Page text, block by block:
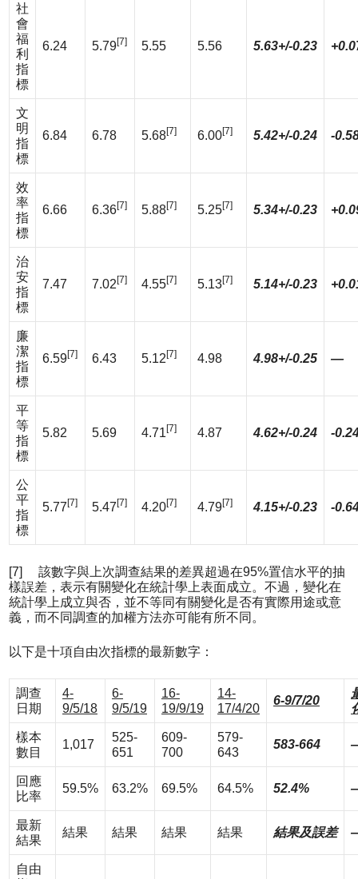
社
會
福
利
指
標
6.24 5.79[7] 5.55 5.56 5.63+/-0.23
文
明
指
標
6.84 6.78 5.68[7] 6.00[7] 5.42+/-0.24 -
效
率
指
標
6.66 6.36[7] 5.88[7] 5.25[7] 5.34+/-0.23
治
安
指
標
7.47 7.02 [7] 4.55[7] 5.13[7] 5.14+/-0.23
廉
潔
指
標
6.59[7] 6.43 5.12 [7] 4.98 4.98+/-0.25 —
平
等
指
標
5.82 5.69 4.71 [7] 4.87 4.62+/-0.24 -
公
平
指
標
5.77 [7] 5.47 [7] 4.20[7] 4.79[7] 4.15+/-0.23 -
[7] 該數字與上次調查結果的差異超過在95%置信水平的抽
樣誤差，表示有關變化在統計學上表面成立。不過，變化在
統計學上成立與否，並不等同有關變化是否有實際用途或意
義，而不同調查的加權方法亦可能有所不同。
以下是十項自由次指標的最新數字：
調查
日期
4-
9/5/18
6-
9/5/19
16-
19/9/19
14-
17/4/20
6-9/7/20
樣本
數目
1,017
525-
651
609-
700
579-
643
583-664
回應
比率
59.5% 63.2% 69.5% 64.5% 52.4%
最新
結果
結果 結果 結果 結果 結果及誤差
自由